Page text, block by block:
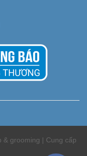
& grooming | Cung cấp